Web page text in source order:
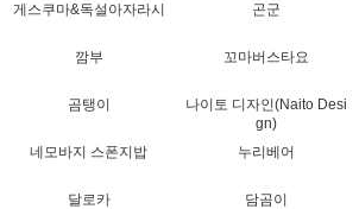
게스쿠마&독설아자라시 곤군
깜부 꼬마버스타요
곰탱이
나이토 디자인(Naito Desi
gn)
네모바지 스폰지밥 누리베어
달로카 담곰이